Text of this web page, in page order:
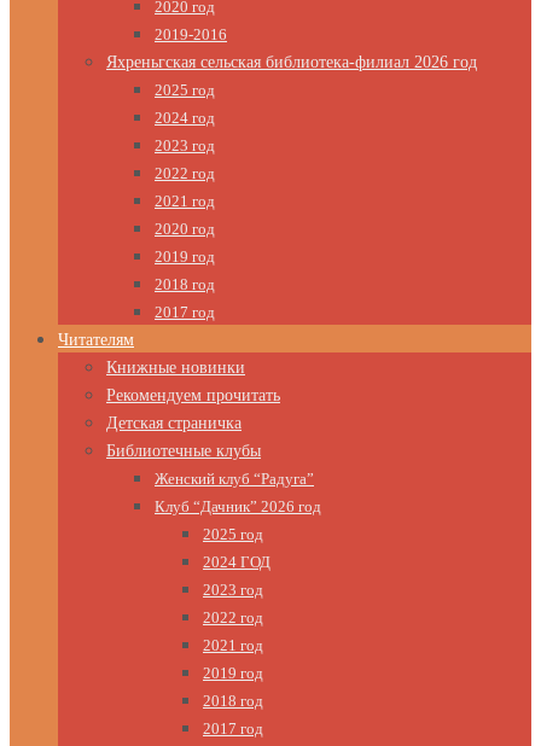
2020 год
2019-2016
Яхреньгская сельская библиотека-филиал 2026 год
2025 год
2024 год
2023 год
2022 год
2021 год
2020 год
2019 год
2018 год
2017 год
Читателям
Книжные новинки
Рекомендуем прочитать
Детская страничка
Библиотечные клубы
Женский клуб “Радуга”
Клуб “Дачник” 2026 год
2025 год
2024 ГОД
2023 год
2022 год
2021 год
2019 год
2018 год
2017 год